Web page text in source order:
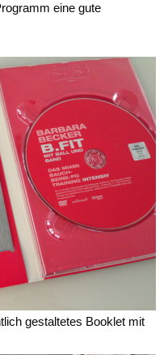
eine gute
gestaltetes Booklet mit